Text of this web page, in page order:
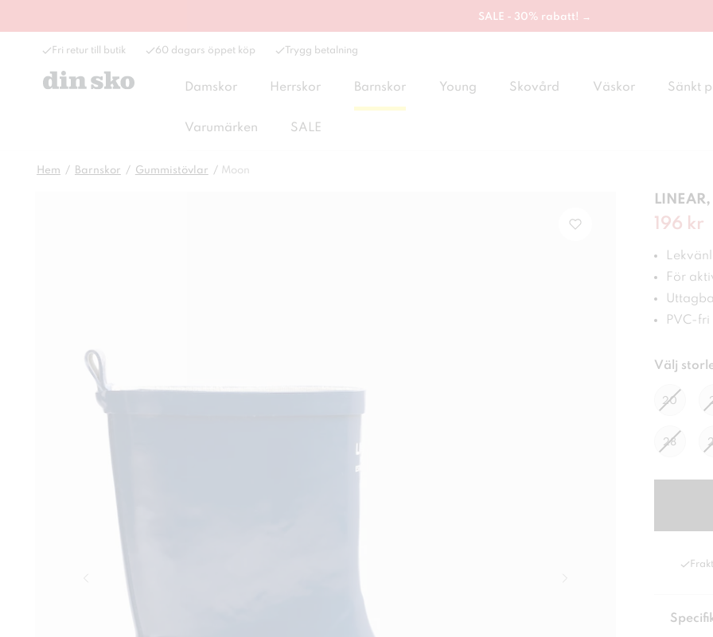
SALE - 30% rabatt! →
Fri retur till butik 60 dagars öppet köp Trygg betalning
Damskor Herrskor Barnskor Young Skovård Väskor Sänkt
Varumärken SALE
Hem Barnskor Gummistövlar Moon
196 kr
För
PVC-fri
Välj
20
28